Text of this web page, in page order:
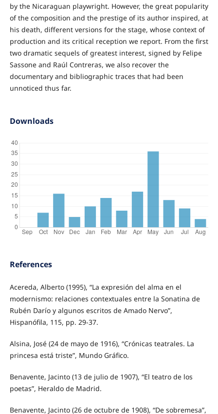
by the Nicaraguan playwright. However, the great popularity
of the composition and the prestige of its author inspired, at
his death, different versions for the stage, whose context of
production and its critical reception we report. From the first
two dramatic sequels of greatest interest, signed by Felipe
Sassone and Raúl Contreras, we also recover the
documentary and bibliographic traces that had been
unnoticed thus far.
Downloads
References
Acereda, Alberto (1995), “La expresión del alma en el
modernismo: relaciones contextuales entre la Sonatina de
Rubén Darío y algunos escritos de Amado Nervo”,
Hispanófila, 115, pp. 29-37.
Alsina, José (24 de mayo de 1916), “Crónicas teatrales. La
princesa está triste”, Mundo Gráfico.
Benavente, Jacinto (13 de julio de 1907), “El teatro de los
poetas”, Heraldo de Madrid.
Benavente, Jacinto (26 de octubre de 1908), “De sobremesa”,